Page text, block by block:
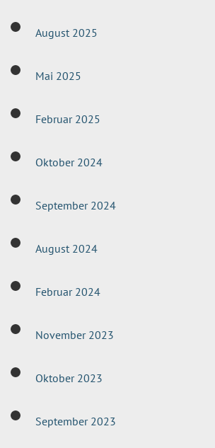
August 2025
Mai 2025
Februar 2025
Oktober 2024
September 2024
August 2024
Februar 2024
November 2023
Oktober 2023
September 2023